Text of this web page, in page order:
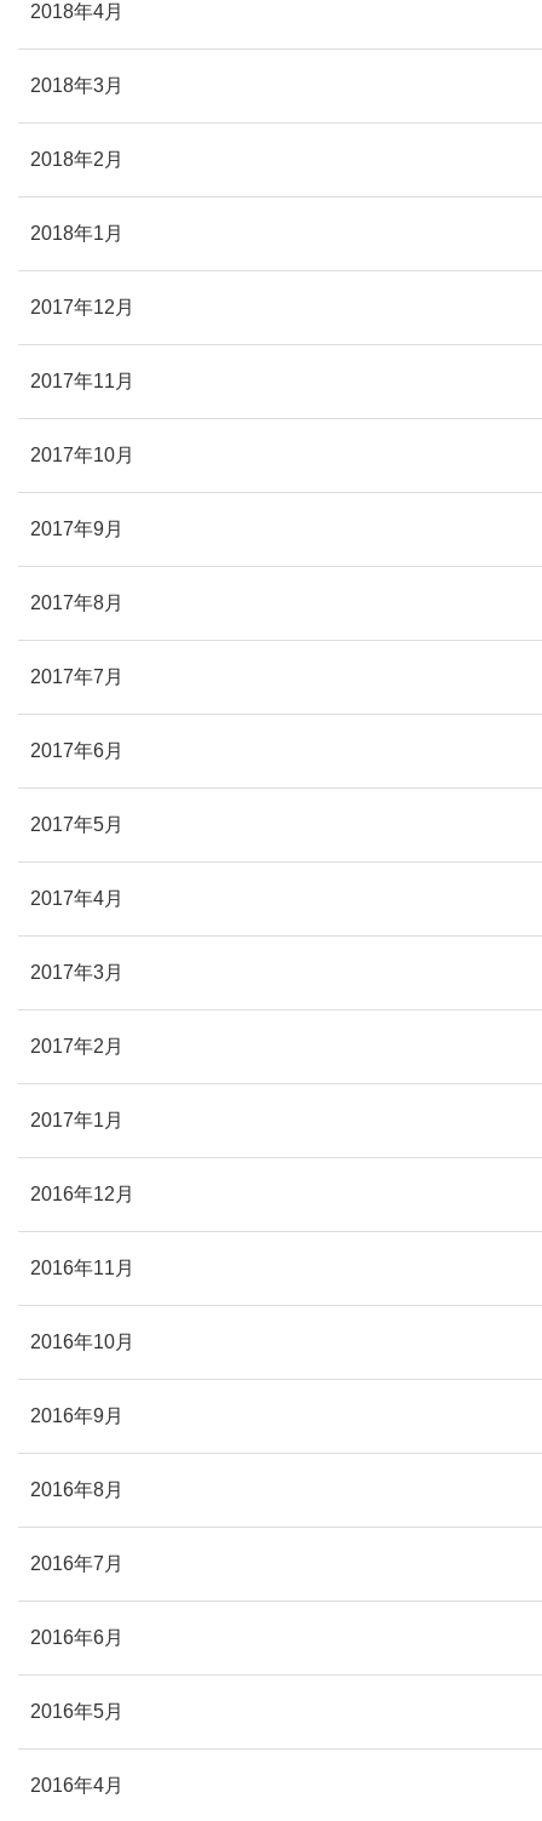
2018年4月
2018年3月
2018年2月
2018年1月
2017年12月
2017年11月
2017年10月
2017年9月
2017年8月
2017年7月
2017年6月
2017年5月
2017年4月
2017年3月
2017年2月
2017年1月
2016年12月
2016年11月
2016年10月
2016年9月
2016年8月
2016年7月
2016年6月
2016年5月
2016年4月